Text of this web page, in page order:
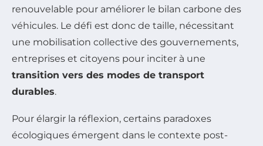
renouvelable pour améliorer le bilan carbone des
véhicules. Le défi est donc de taille, nécessitant
une mobilisation collective des gouvernements,
entreprises et citoyens pour inciter à une
transition vers des modes de transport
durables.
Pour élargir la réflexion, certains paradoxes
écologiques émergent dans le contexte post-